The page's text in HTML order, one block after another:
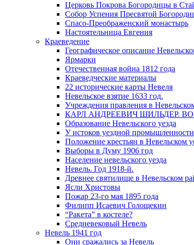
Церковь Покрова Богородицы в
Собор Успения Пресвятой
Спасо-Преображенский монастырь
Настоятельница Евгения
Краеведение
Географическое описание
Ярмарки
Отечественная война 1812 года
Краеведческие материалы
22 исторические карты Невеля
Невельское взятие 1633 год.
Учреждения правления в
КАРЛ АНДРЕЕВИЧ ШИЛЬДЕР.
Образование Невельского уезда
У истоков уездной промышленности
Положение крестьян в Невельском
Выборы в Думу 1906 год
Население невельского уезда
Невель. Год 1918-й.
Древнее святилище в Невельском
Ясли Христовы
Пожар 23-го мая 1895 года
Филипп Исаевич Голощекин
“Ракета” в костеле?
Средневековый Невель
Невель 1941 год
Они сражались за Невель